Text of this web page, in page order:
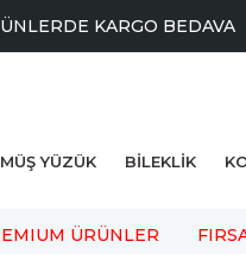
KARGO BEDAVA
YÜZÜK BİLEKLİK
ÜRÜNLER